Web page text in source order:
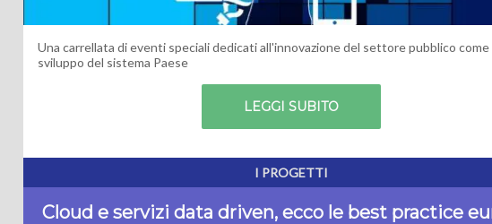
Una carrellata di eventi speciali dedicati all'innovazione del settore pubblico
sviluppo del sistema Paese
LEGGI SUBITO
I PROGETTI
Cloud e servizi data driven, ecco le best practice